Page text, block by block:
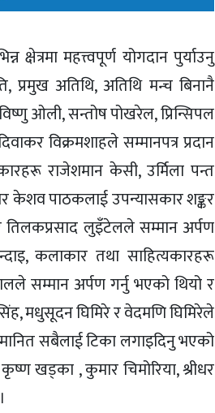
महत्त्वपूर्ण योगदान पुर्याउनु
प्रमुख अतिथि, अतिथि मन्च बिनानै
ओली, सन्तोष पोखरेल, प्रिन्सिपल
विक्रमशाहले सम्मानपत्र प्रदान
राजेशमान केसी, उर्मिला पन्त
केशव पाठकलाई उपन्यासकार शङ्कर
तिलकप्रसाद लुइँटेलले सम्मान अर्पण
कलाकार तथा साहित्यकारहरू
सम्मान अर्पण गर्नु भएको थियो र
मधुसूदन घिमिरे र वेदमणि घिमिरेले
सबैलाई टिका लगाइदिनु भएको
कृष्ण खड्का , कुमार चिमोरिया, श्रीधर